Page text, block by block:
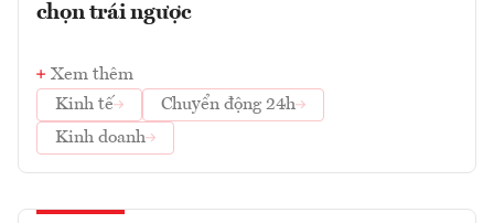
chọn trái ngược
Xem thêm
Kinh tế
Chuyển động 24h
Kinh doanh